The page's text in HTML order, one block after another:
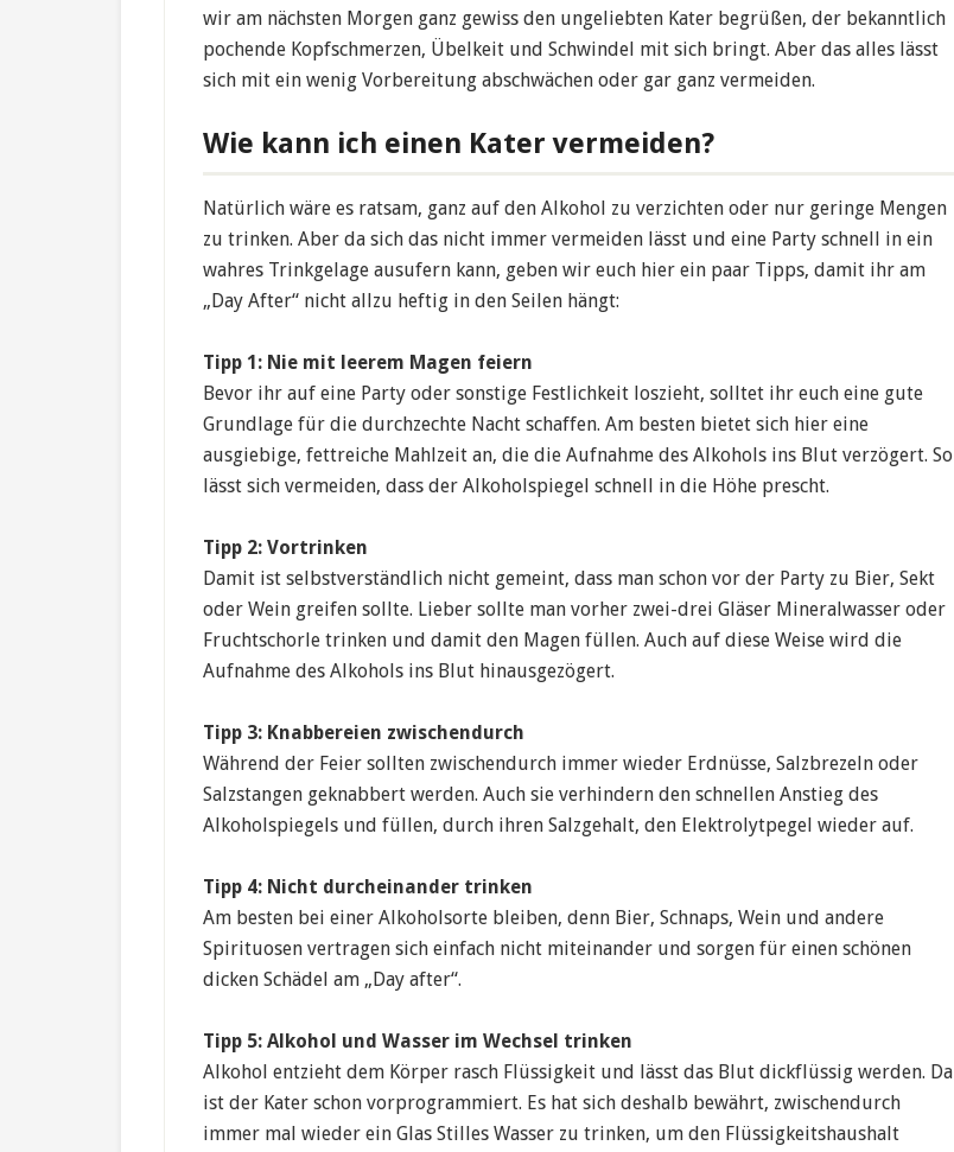
wir am nächsten Morgen ganz gewiss den ungeliebten Kater begrüßen, der bekanntlich
pochende Kopfschmerzen, Übelkeit und Schwindel mit sich bringt. Aber das alles lässt
sich mit ein wenig Vorbereitung abschwächen oder gar ganz vermeiden.
Wie kann ich einen Kater vermeiden?
Natürlich wäre es ratsam, ganz auf den Alkohol zu verzichten oder nur geringe Mengen
zu trinken. Aber da sich das nicht immer vermeiden lässt und eine Party schnell in ein
wahres Trinkgelage ausufern kann, geben wir euch hier ein paar Tipps, damit ihr am
„Day After“ nicht allzu heftig in den Seilen hängt:
Tipp 1: Nie mit leerem Magen feiern
Bevor ihr auf eine Party oder sonstige Festlichkeit loszieht, solltet ihr euch eine gute
Grundlage für die durchzechte Nacht schaffen. Am besten bietet sich hier eine
ausgiebige, fettreiche Mahlzeit an, die die Aufnahme des Alkohols ins Blut verzögert. So
lässt sich vermeiden, dass der Alkoholspiegel schnell in die Höhe prescht.
Tipp 2: Vortrinken
Damit ist selbstverständlich nicht gemeint, dass man schon vor der Party zu Bier, Sekt
oder Wein greifen sollte. Lieber sollte man vorher zwei-drei Gläser Mineralwasser oder
Fruchtschorle trinken und damit den Magen füllen. Auch auf diese Weise wird die
Aufnahme des Alkohols ins Blut hinausgezögert.
Tipp 3: Knabbereien zwischendurch
Während der Feier sollten zwischendurch immer wieder Erdnüsse, Salzbrezeln oder
Salzstangen geknabbert werden. Auch sie verhindern den schnellen Anstieg des
Alkoholspiegels und füllen, durch ihren Salzgehalt, den Elektrolytpegel wieder auf.
Tipp 4: Nicht durcheinander trinken
Am besten bei einer Alkoholsorte bleiben, denn Bier, Schnaps, Wein und andere
Spirituosen vertragen sich einfach nicht miteinander und sorgen für einen schönen
dicken Schädel am „Day after“.
Tipp 5: Alkohol und Wasser im Wechsel trinken
Alkohol entzieht dem Körper rasch Flüssigkeit und lässt das Blut dickflüssig werden. Da
ist der Kater schon vorprogrammiert. Es hat sich deshalb bewährt, zwischendurch
immer mal wieder ein Glas Stilles Wasser zu trinken, um den Flüssigkeitshaushalt